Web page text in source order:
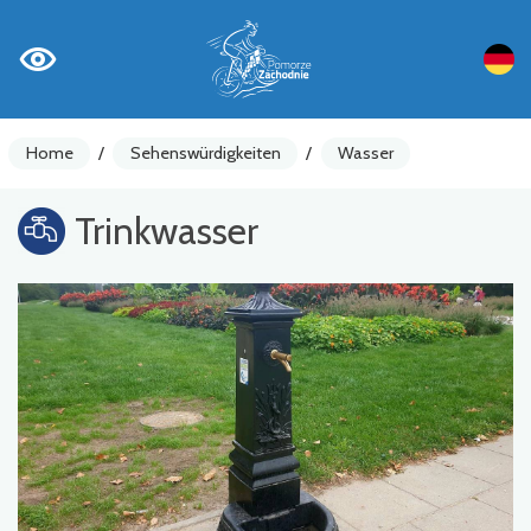
Home / Sehenswürdigkeiten / Wasser
Trinkwasser